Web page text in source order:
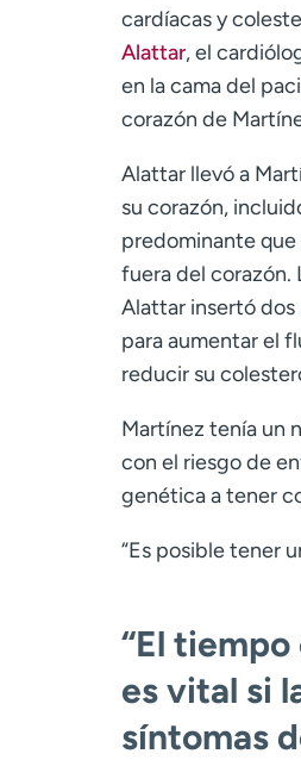
cardíacas y
Alattar, el
en la cama del
corazón de
Alattar llevó a
su corazón,
predominante que
fuera del corazón.
Alattar insertó dos
para aumentar el
reducir su
Martínez tenía un
con el riesgo de
genética a tener
“Es posible tener
“El
es vital si
síntomas